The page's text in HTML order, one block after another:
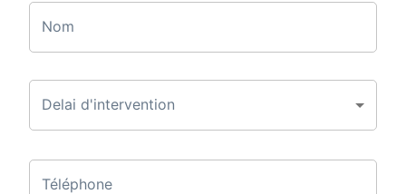
Nom
Delai d'intervention
Téléphone